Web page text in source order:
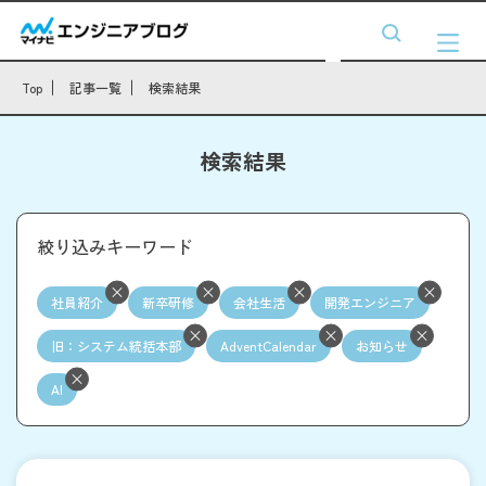
Top 記事一覧 検索結果
検索結果
絞り込みキーワード
社員紹介 新卒研修 会社生活 開発エンジニア
旧：システム統括本部 AdventCalendar お知らせ
AI